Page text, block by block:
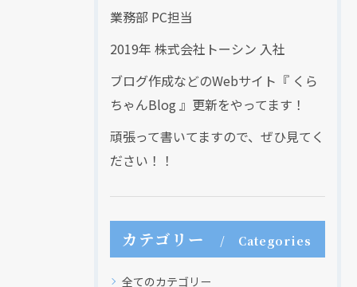
業務部 PC担当
2019年 株式会社トーシン 入社
ブログ作成などのWebサイト『 くら
ちゃんBlog 』更新をやってます！
頑張って書いてますので、ぜひ見てく
ださい！！
カテゴリー Categories
全てのカテゴリー